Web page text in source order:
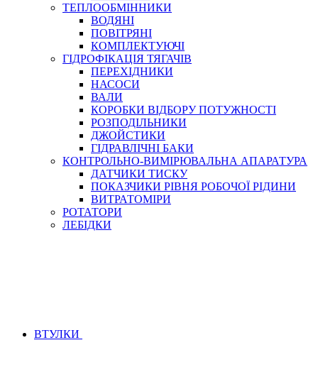
БОРЕКС, ЕО
ТЕПЛООБМІННИКИ
ВОДЯНІ
ПОВІТРЯНІ
КОМПЛЕКТУЮЧІ
ГІДРОФІКАЦІЯ ТЯГАЧІВ
ПЕРЕХІДНИКИ
НАСОСИ
ВАЛИ
КОРОБКИ ВІДБОРУ ПОТУЖНОСТІ
РОЗПОДІЛЬНИКИ
ДЖОЙСТИКИ
ГІДРАВЛІЧНІ БАКИ
КОНТРОЛЬНО-ВИМІРЮВАЛЬНА АПАРАТУРА
ДАТЧИКИ ТИСКУ
ПОКАЗЧИКИ РІВНЯ РОБОЧОЇ РІДИНИ
ВИТРАТОМІРИ
РОТАТОРИ
ЛЕБІДКИ
ВТУЛКИ